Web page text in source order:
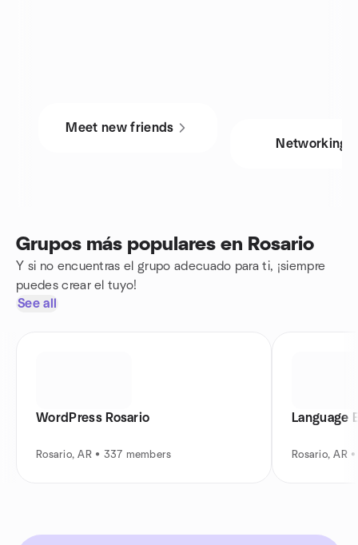
Meet new friends
Networking
Grupos más populares en Rosario
Y si no encuentras el grupo adecuado para ti, ¡siempre
puedes crear el tuyo!
See all
WordPress Rosario
Rosario, AR • 337 members
Language
Rosario, AR